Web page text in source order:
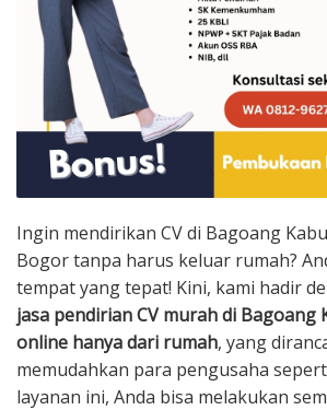
Ingin mendirikan CV di Bagoang
Bogor tanpa harus keluar rumah?
tempat yang tepat! Kini, kami hadir
jasa pendirian CV murah di Bagoang
online hanya dari rumah, yang
memudahkan para pengusaha
layanan ini, Anda bisa melakukan